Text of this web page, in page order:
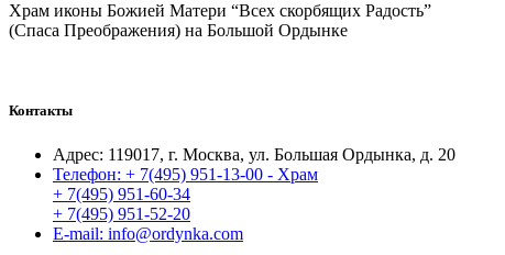
Храм иконы Божией Матери “Всех скорбящих Радость”
(Спаса Преображения) на Большой Ордынке
Контакты
Адрес: 119017, г. Москва, ул. Большая Ордынка, д. 20
Телефон: + 7(495) 951-13-00 - Храм
+ 7(495) 951-60-34
+ 7(495) 951-52-20
E-mail: info@ordynka.com